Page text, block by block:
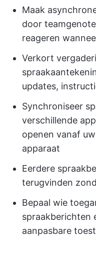
Maak
door
reageren
Verkort
updates,
Synchroniseer
verschillende
openen vanaf
apparaat
Eerdere
terugvinden
Bepaal wie
spraakberichten
aanpasbare